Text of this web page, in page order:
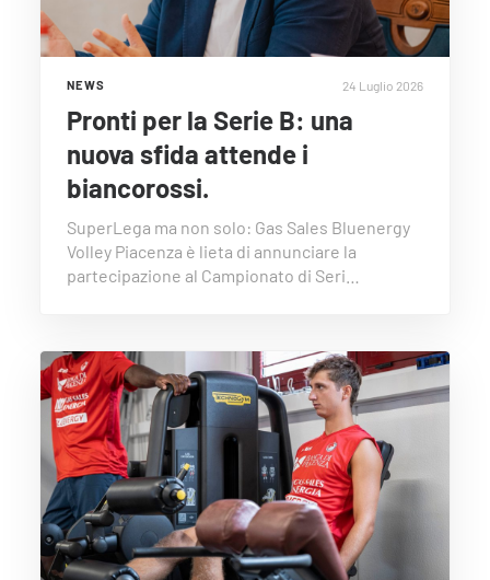
NEWS 24 Luglio 2026
Pronti per la Serie B: una
nuova sfida attende i
biancorossi.
SuperLega ma non solo: Gas Sales Bluenergy
Volley Piacenza è lieta di annunciare la
partecipazione al Campionato di Seri…